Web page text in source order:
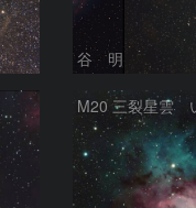
谷 明
M20 三裂星雲